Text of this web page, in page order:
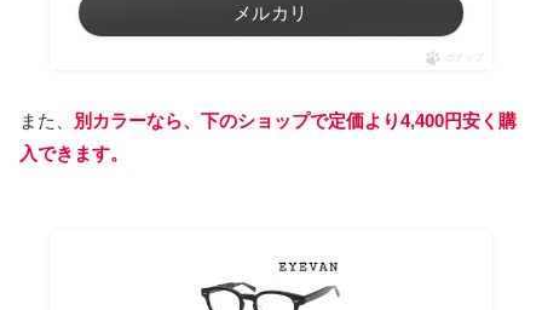
メルカリ
ポチップ
また、 別カラーなら、下のショップで定価より4,400円安く購
入できます。